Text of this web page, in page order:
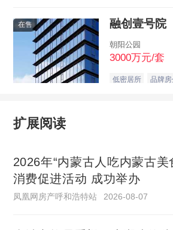
在售 融创壹号院
朝阳公园
3000万元/套
低密居所 品牌
扩展阅读
2026年“内蒙古人吃内蒙古美
消费促进活动 成功举办
凤凰网房产呼和浩特站 2026-08-07